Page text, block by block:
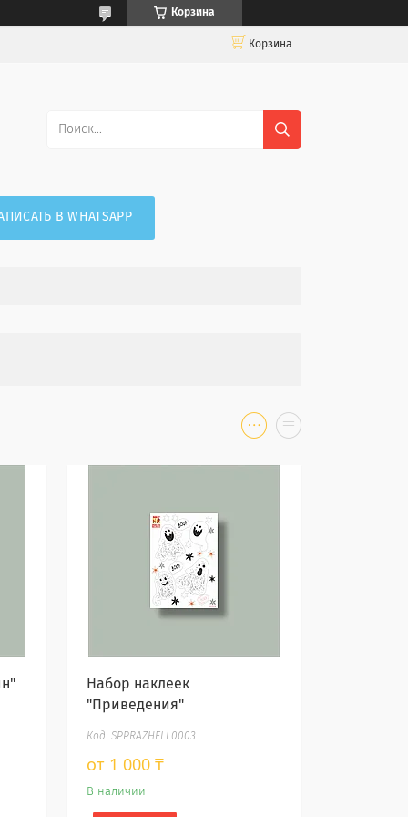
Корзина
Корзина
В WHATSAPP
Набор наклеек
"Приведения"
SPPRAZHELL0003
от 1 000 ₸
В наличии